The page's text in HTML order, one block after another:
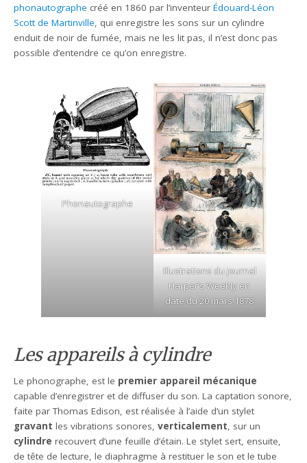
phonautographe créé en 1860 par l’inventeurÉdouard-Léon
Scott de Martinville , qui enregistre les sons sur un cylindre
enduit de noir de fumée, mais ne les lit pas, il n’est donc pas
possible d’entendre ce qu’on enregistre.
Phonautographe
Illustrations du journal
Harper’s Weekly en
date du 20 mars 1878
Les appareils à cylindre
Le phonographe, est le premier appareil mécanique
capable d’enregistrer et de diffuser du son. La captation sonore,
faite par Thomas Edison, est réalisée à l’aide d’un stylet
gravant les vibrations sonores,verticalement, sur un
cylindre recouvert d’une feuille d’étain. Le stylet sert, ensuite,
de tête de lecture, le diaphragme à restituer le son et le tube